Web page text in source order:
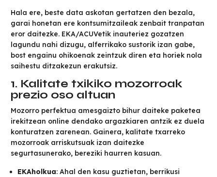
Hala ere, beste data askotan gertatzen den bezala,
garai honetan ere kontsumitzaileak zenbait tranpatan
eror daitezke. EKA/ACUVetik inauteriez gozatzen
lagundu nahi dizugu, alferrikako sustorik izan gabe,
bost engainu ohikoenak zeintzuk diren eta horiek nola
saihestu ditzakezun erakutsiz.
1. Kalitate txikiko mozorroak
prezio oso altuan
Mozorro perfektua amesgaizto bihur daiteke paketea
irekitzean online dendako argazkiaren antzik ez duela
konturatzen zarenean. Gainera, kalitate txarreko
mozorroak arriskutsuak izan daitezke
segurtasunerako, bereziki haurren kasuan.
EKAholkua: Ahal den kasu guztietan, berrikusi